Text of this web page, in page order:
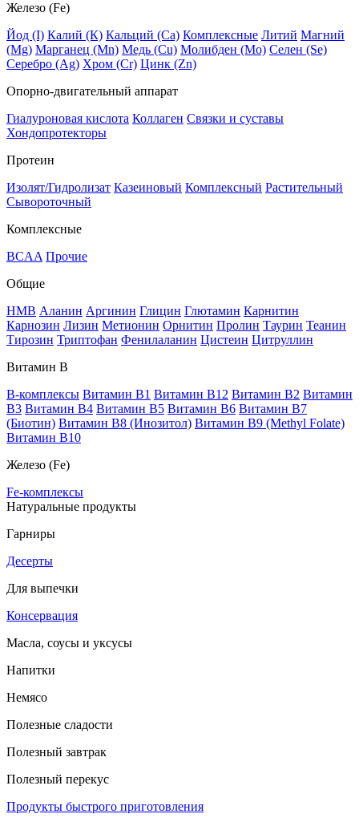
Железо (Fe)
Йод (I) Калий (К) Кальций (Са) Комплексные Литий Магний
(Mg) Марганец (Mn) Медь (Сu) Молибден (Мо) Селен (Se)
Серебро (Ag) Хром (Cr) Цинк (Zn)
Опорно-двигательный аппарат
Гиалуроновая кислота Коллаген Связки и суставы
Хондопротекторы
Протеин
Изолят/Гидролизат Казеиновый Комплексный Растительный
Сывороточный
Комплексные
BCAA Прочие
Общие
HMB Аланин Аргинин Глицин Глютамин Карнитин
Карнозин Лизин Метионин Орнитин Пролин Таурин Теанин
Тирозин Триптофан Фенилаланин Цистеин Цитруллин
Витамин В
B-комплексы Витамин B1 Витамин B12 Витамин B2 Витамин
B3 Витамин B4 Витамин B5 Витамин B6 Витамин B7
(Биотин) Витамин B8 (Инозитол) Витамин B9 (Methyl Folate)
Витамин В10
Железо (Fe)
Fe-комплексы
Натуральные продукты
Гарниры
Десерты
Для выпечки
Консервация
Масла, соусы и уксусы
Напитки
Немясо
Полезные сладости
Полезный завтрак
Полезный перекус
Продукты быстрого приготовления